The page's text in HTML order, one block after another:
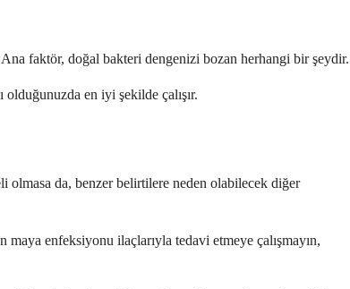
faktör, doğal bakteri dengenizi bozan herhangi bir şeydir.
en iyi şekilde çalışır.
olmasa da, benzer belirtilere neden olabilecek diğer
maya enfeksiyonu ilaçlarıyla tedavi etmeye çalışmayın,